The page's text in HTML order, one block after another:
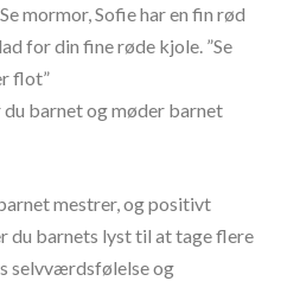
mormor, Sofie har en fin rød
for din fine røde kjole. ”Se
flot”
du barnet og møder barnet
mestrer, og positivt
barnets lyst til at tage flere
selvværdsfølelse og